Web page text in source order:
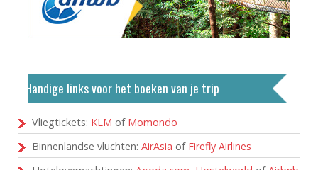
Handige links voor het boeken van je trip
Vliegtickets: KLM of Momondo
Binnenlandse vluchten: AirAsia of Firefly Airlines